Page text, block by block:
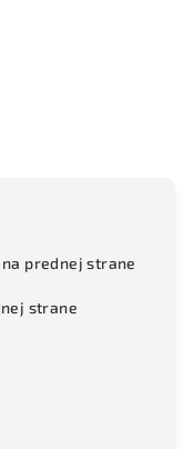
prednej strane
strane